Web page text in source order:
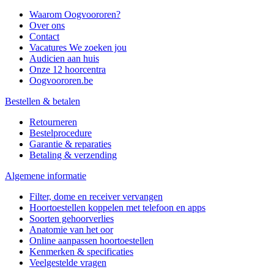
Waarom Oogvoororen?
Over ons
Contact
Vacatures We zoeken jou
Audicien aan huis
Onze 12 hoorcentra
Oogvoororen.be
Bestellen & betalen
Retourneren
Bestelprocedure
Garantie & reparaties
Betaling & verzending
Algemene informatie
Filter, dome en receiver vervangen
Hoortoestellen koppelen met telefoon en apps
Soorten gehoorverlies
Anatomie van het oor
Online aanpassen hoortoestellen
Kenmerken & specificaties
Veelgestelde vragen